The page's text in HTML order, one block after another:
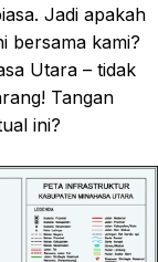
Jadi apakah
bersama kami?
Utara – tidak
Tangan
ini?